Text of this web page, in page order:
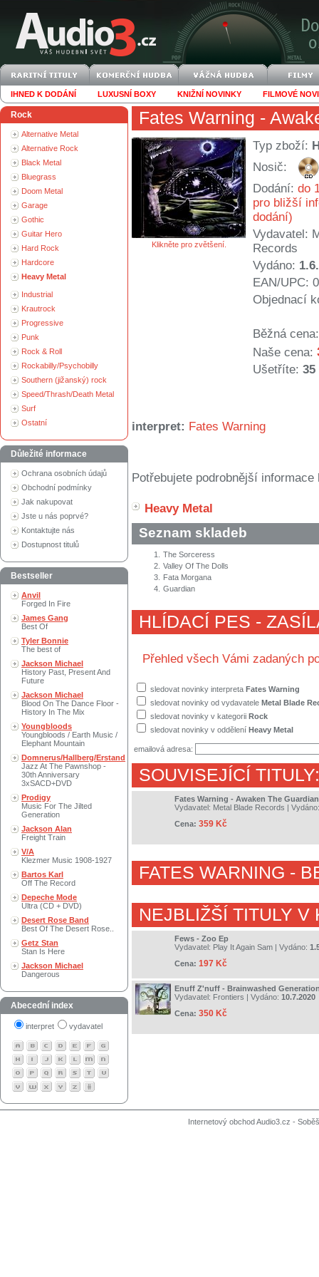
IHNED K DODÁNÍ LUXUSNÍ BOXY KNIŽNÍ NOVINKY FILMOVÉ
Rock
Alternative Metal
Alternative Rock
Black Metal
Bluegrass
Doom Metal
Garage
Gothic
Guitar Hero
Hard Rock
Hardcore
Heavy Metal
Industrial
Krautrock
Progressive
Punk
Rock & Roll
Rockabilly/Psychobilly
Southern (jižanský) rock
Speed/Thrash/Death Metal
Surf
Ostatní
Důležité informace
Ochrana osobních údajů
Obchodní podmínky
Jak nakupovat
Jste u nás poprvé?
Kontaktujte nás
Dostupnost titulů
Bestseller
Anvil
Forged In Fire
James Gang
Best Of
Tyler Bonnie
The best of
Jackson Michael
History Past, Present And
Future
Jackson Michael
Blood On The Dance Floor -
History In The Mix
Youngbloods
Youngbloods / Earth Music /
Elephant Mountain
Domnerus/Hallberg/Erstand
Jazz At The Pawnshop -
30th Anniversary
3xSACD+DVD
Prodigy
Music For The Jilted
Generation
Jackson Alan
Freight Train
V/A
Klezmer Music 1908-1927
Bartos Karl
Off The Record
Depeche Mode
Ultra (CD + DVD)
Desert Rose Band
Best Of The Desert Rose..
Getz Stan
Stan Is Here
Jackson Michael
Dangerous
Abecední index
interpret vydavatel
Fates Warning -
Klikněte pro zvětšení.
Typ zboží:
Nosič:
Dodání: do
pro bližší
dodání)
Vydavatel:
Records
Vydáno:
EAN/UPC:
Objednací
Běžná cena:
Naše cena:
Ušetříte: 35
interpret: Fates Warning
Potřebujete podrobnější
Heavy Metal
Seznam skladeb
1.
The Sorceress
2. Valley Of The Dolls
3.
Fata Morgana
4. Guardian
HLÍDACÍ PES -
Přehled všech Vámi zadaných
sledovat novinky interpreta Fates Warning
sledovat novinky od vydavatele Metal Blade
sledovat novinky v kategorii Rock
sledovat novinky v oddělení Heavy Metal
emailová adresa:
SOUVISEJÍCÍ TITULY:
Fates Warning - Awaken The Guardian
Vydavatel: Metal Blade Records |
Cena: 359 Kč
FATES WARNING -
NEJBLIŽŠÍ TITULY V
Fews - Zoo Ep
Vydavatel: Play It Again Sam | Vydáno:
Cena: 197 Kč
Enuff Z'nuff - Brainwashed
Vydavatel: Frontiers | Vydáno: 10.7.2020
Cena: 350 Kč
Internetový obchod Audio3.cz -